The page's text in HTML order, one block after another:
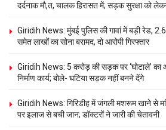
दर्दनाक मौ,त, चालक हिरासत में; सड़क सुरक्षा को
Giridih News: मुंबई पुलिस की गावां में बड़ी रेड,
समेत लाखों का सोना बरामद, दो आरोपी गिरफ्तार
Giridih News: 5 करोड़ की सड़क पर ‘घोटाले’ का
निर्माण कार्य; बोले- घटिया सड़क नहीं बनने देंगे
Giridih News: गिरिडीह में जंगली मशरूम खाने से
पर इलाज से बची जान; डॉक्टरों ने जारी की चेतावनी